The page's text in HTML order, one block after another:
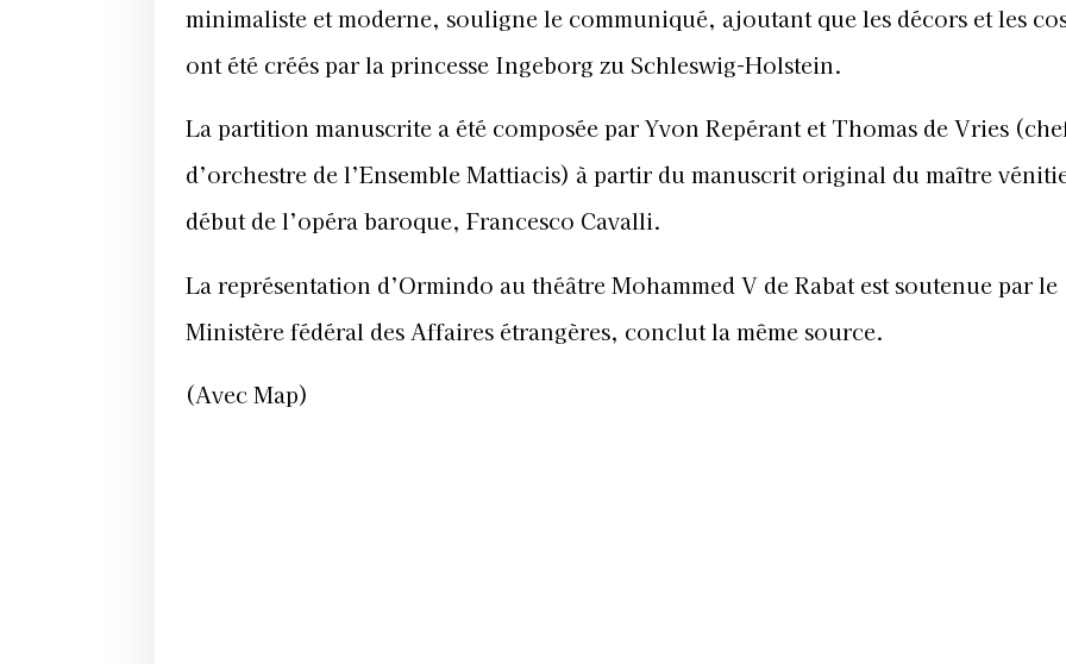
minimaliste et moderne, souligne le communiqué, ajoutant que les décors et les
ont été créés par la princesse Ingeborg zu Schleswig-Holstein.
La partition manuscrite a été composée par Yvon Repérant et Thomas de Vries
d’orchestre de l’Ensemble Mattiacis) à partir du manuscrit original du maître
début de l’opéra baroque, Francesco Cavalli.
La représentation d’Ormindo au théâtre Mohammed V de Rabat est soutenue par le
Ministère fédéral des Affaires étrangères, conclut la même source.
(Avec Map)